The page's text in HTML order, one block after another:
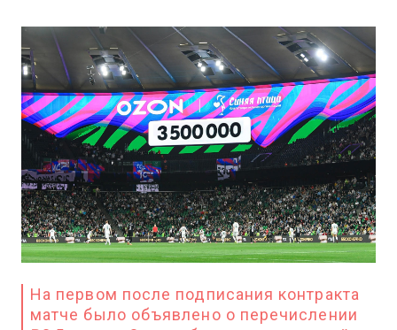
На первом после подписания контракта
матче было объявлено о перечислении